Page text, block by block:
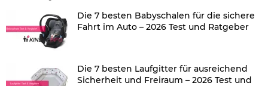
Die 7 besten Babyschalen für die sichere
Fahrt im Auto – 2026 Test und Ratgeber
Die 7 besten Laufgitter für ausreichend
Sicherheit und Freiraum – 2026 Test und